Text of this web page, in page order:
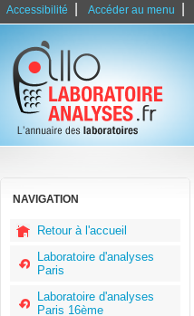
Accessibilité Accéder au menu
NAVIGATION
Retour à l'accueil
Laboratoire d'analyses
Paris
Laboratoire d'analyses
Paris 16ème